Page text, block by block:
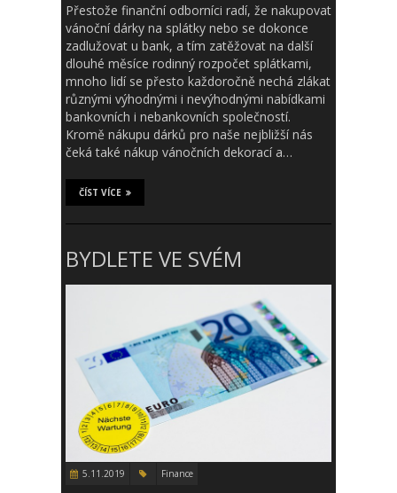
Přestože finanční odborníci radí, že nakupovat
vánoční dárky na splátky nebo se dokonce
zadlužovat u bank, a tím zatěžovat na další
dlouhé měsíce rodinný rozpočet splátkami,
mnoho lidí se přesto každoročně nechá zlákat
různými výhodnými i nevýhodnými nabídkami
bankovních i nebankovních společností.
Kromě nákupu dárků pro naše nejbližší nás
čeká také nákup vánočních dekorací a…
ČÍST VÍCE
BYDLETE VE SVÉM
5.11.2019 Finance